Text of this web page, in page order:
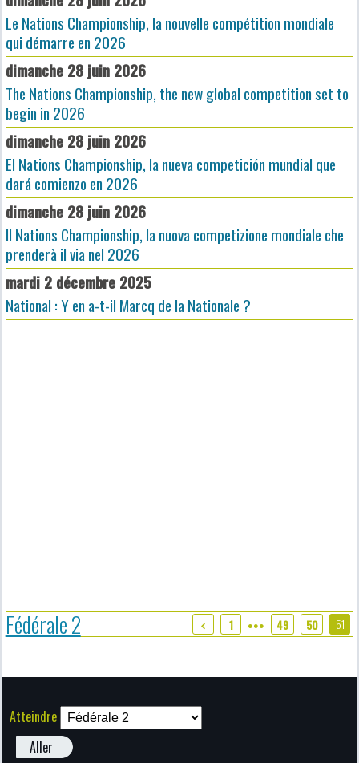
Le Nations Championship, la nouvelle compétition mondiale
qui démarre en 2026
dimanche 28 juin 2026
The Nations Championship, the new global competition set to
begin in 2026
dimanche 28 juin 2026
El Nations Championship, la nueva competición mundial que
dará comienzo en 2026
dimanche 28 juin 2026
Il Nations Championship, la nuova competizione mondiale che
prenderà il via nel 2026
mardi 2 décembre 2025
National : Y en a-t-il Marcq de la Nationale ?
Fédérale 2 1 ●●● 49 50 51
Atteindre
Aller